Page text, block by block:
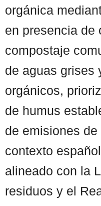
orgánica
en presencia de
compostaje
de aguas grises
orgánicos,
de humus
de emisiones
contexto
alineado con la
residuos y el